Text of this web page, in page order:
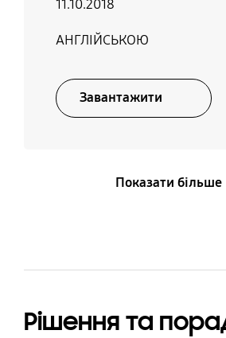
RoHS2
3
11.10.2018
АНГЛІЙСЬКОЮ
Завантажити
Показати більше
Рішення та